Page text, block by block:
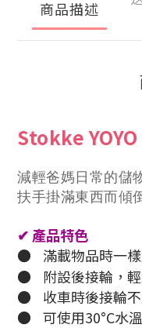
商品描述
Stokke
減輕爸媽日常的儲
扶手掛滿東西而傾
✔ 產品特色
●
滿載物品時一
●
附設後接輪，
●
收車時後接輪
●
可使用30°C水